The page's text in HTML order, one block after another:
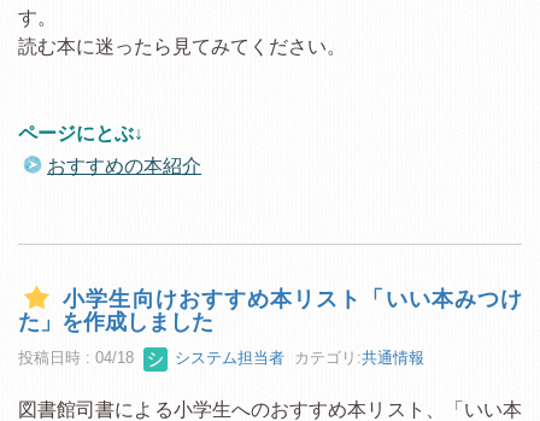
す。
読む本に迷ったら見てみてください。
ページにとぶ↓
おすすめの本紹介
小学生向けおすすめ本リスト「いい本みつけ
た」を作成しました
投稿日時 : 04/18 システム担当者 カテゴリ:共通情報
図書館司書による小学生へのおすすめ本リスト、「いい本